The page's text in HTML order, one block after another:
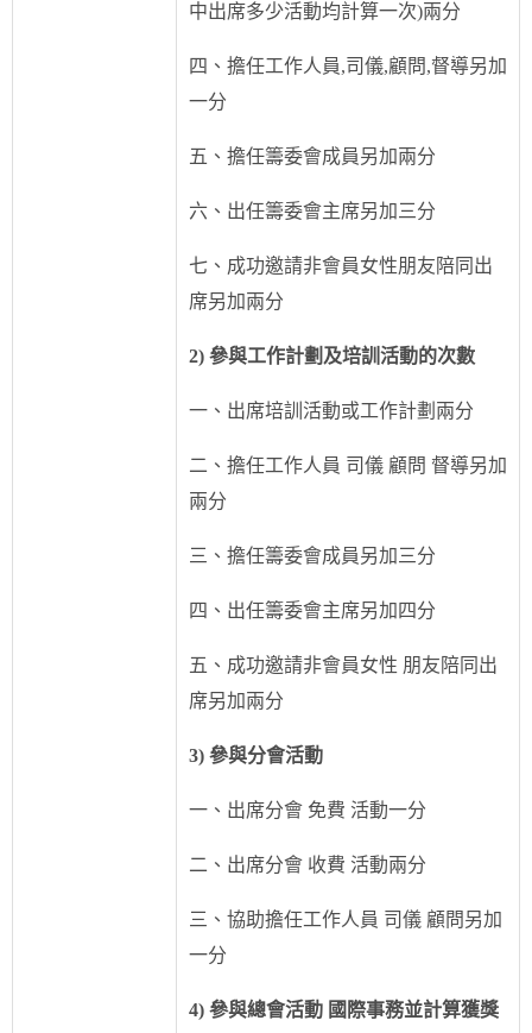
中出席多少活動均計算一次)兩分
四、擔任工作人員,司儀,顧問,督導另加
一分
五、擔任籌委會成員另加兩分
六、出任籌委會主席另加三分
七、成功邀請非會員女性朋友陪同出
席另加兩分
2) 參與工作計劃及培訓活動的次數
一、出席培訓活動或工作計劃兩分
二、擔任工作人員 司儀 顧問 督導另加
兩分
三、擔任籌委會成員另加三分
四、出任籌委會主席另加四分
五、成功邀請非會員女性 朋友陪同出
席另加兩分
3) 參與分會活動
一、出席分會 免費 活動一分
二、出席分會 收費 活動兩分
三、協助擔任工作人員 司儀 顧問另加
一分
4) 參與總會活動 國際事務並計算獲獎